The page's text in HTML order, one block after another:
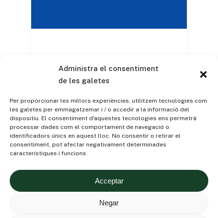
Administra el consentiment
de les galetes
Per proporcionar les millors experiències, utilitzem tecnologies com
les galetes per emmagatzemar i / o accedir a la informació del
dispositiu. El consentiment d'aquestes tecnologies ens permetrà
processar dades com el comportament de navegació o
identificadors únics en aquest lloc. No consentir o retirar el
consentiment, pot afectar negativament determinades
característiques i funcions.
Acceptar
Negar
Eleccions
Europees 2024
PROPOSTES DE
L’INSTITUT AGRÍCOLA La
ruptura del consens entre
els dos grans partits
europeus el…